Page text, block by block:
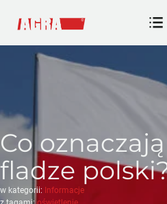
Co
fladze
w kategorii: Informacje